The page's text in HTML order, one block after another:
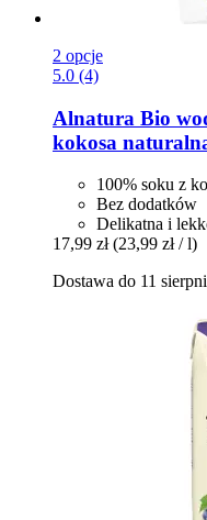
2 opcje
5.0 (4)
Alnatura Bio
kokosa
100% soku z
Bez dodatków
Delikatna i
17,99 zł (23,99 zł / l)
Dostawa do 11